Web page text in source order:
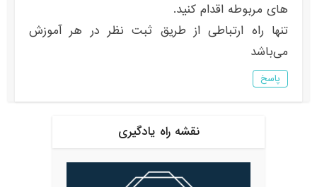
های مربوطه اقدام کنید.
تنها راه ارتباطی از طریق ثبت نظر در هر آموزش
می‌باشد
پاسخ
نقشه راه یادگیری